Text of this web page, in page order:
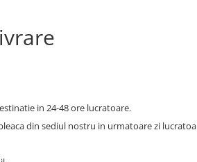
in 24-48 ore lucratoare.
din sediul nostru in urmatoare zi